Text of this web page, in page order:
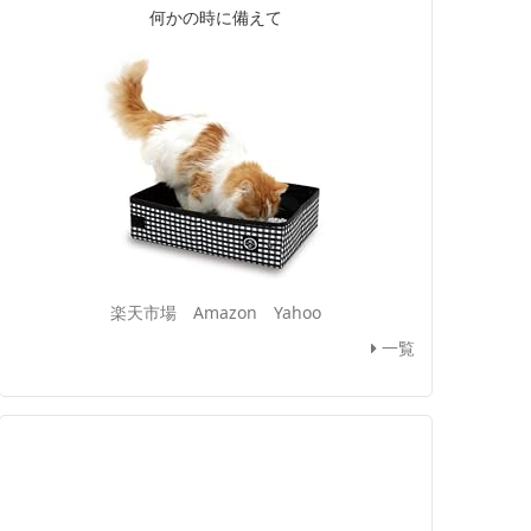
何かの時に備えて
楽天市場 Amazon
Yahoo
一覧